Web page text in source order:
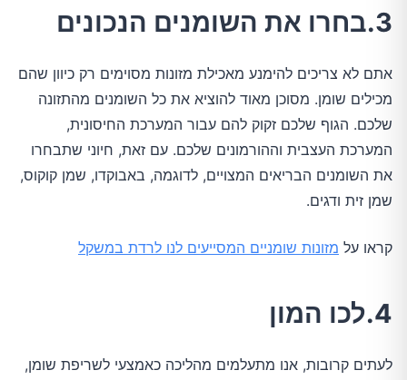
3.בחרו את השומנים הנכונים
אתם לא צריכים להימנע מאכילת מזונות מסוימים רק כיוון שהם
מכילים שומן. מסוכן מאוד להוציא את כל השומנים מהתזונה
שלכם. הגוף שלכם זקוק להם עבור המערכת החיסונית,
המערכת העצבית וההורמונים שלכם. עם זאת, חיוני שתבחרו
את השומנים הבריאים המצויים, לדוגמה, באבוקדו, שמן קוקוס,
שמן זית ודגים.
קראו על מזונות שומניים המסייעים לנו לרדת במשקל
4.לכו המון
לעתים קרובות, אנו מתעלמים מהליכה כאמצעי לשריפת שומן,